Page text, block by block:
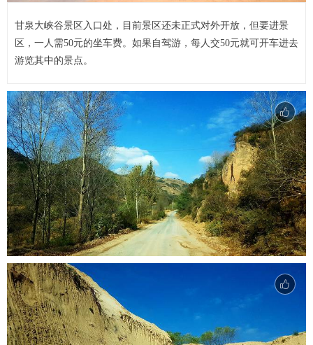
甘泉大峡谷景区入口处，目前景区还未正式对外开放，但要进景
区，一人需50元的坐车费。如果自驾游，每人交50元就可开车进去
游览其中的景点。